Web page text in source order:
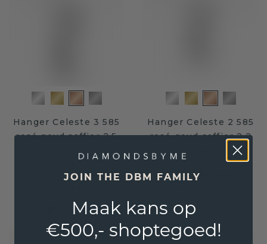
Hanger Celeste 3 585
rosé goud saffier 2.5
€ 812,-€ 1.015,-
Hanger Celeste 2 585
rosé goud saffier 2.2
€ 615,20
Ecologisch verantwoorde sieraden
JOIN THE DBM FAMILY
Maak kans op
€500,- shoptegoed!